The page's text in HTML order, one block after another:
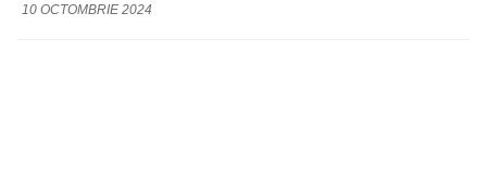
10 OCTOMBRIE 2024